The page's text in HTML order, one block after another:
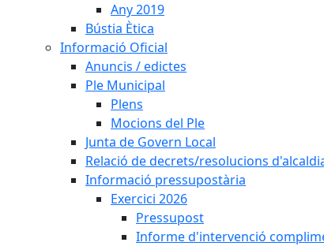
Any 2019
Bústia Ètica
Informació Oficial
Anuncis / edictes
Ple Municipal
Plens
Mocions del Ple
Junta de Govern Local
Relació de decrets/resolucions
Informació pressupostària
Exercici 2026
Pressupost
Informe d'intervenció